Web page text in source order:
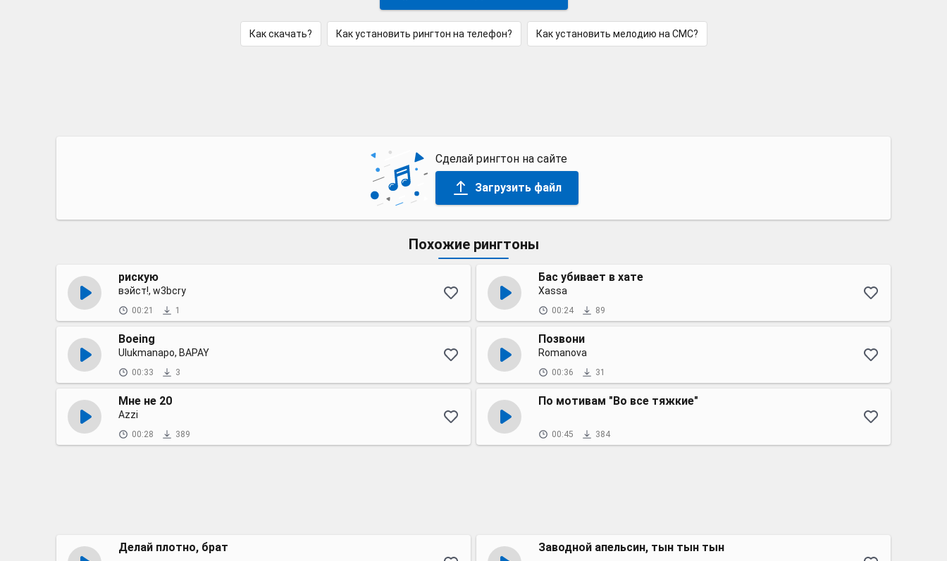
Как скачать? Как установить рингтон на телефон? Как установить мелодию на СМС?
Сделай рингтон на сайте
Загрузить файл
Похожие рингтоны
рискую
вэйст!, w3bcry
00:21 1
Бас убивает в хате
Xassa
00:24 89
Boeing
Ulukmanapo, BAPAY
00:33 3
Позвони
Romanova
00:36 31
Мне не 20
Azzi
00:28 389
По мотивам "Во все тяжкие"
00:45 384
Делай плотно, брат Заводной апельсин, тын тын тын